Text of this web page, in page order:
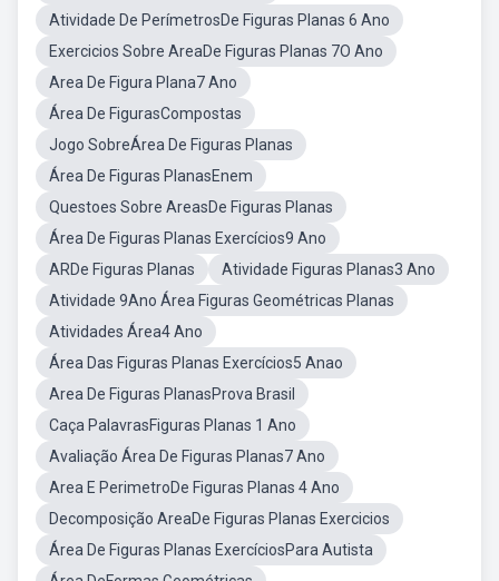
Atividade De PerímetrosDe Figuras Planas 6 Ano
Exercicios Sobre AreaDe Figuras Planas 7O Ano
Area De Figura Plana7 Ano
Área De FigurasCompostas
Jogo SobreÁrea De Figuras Planas
Área De Figuras PlanasEnem
Questoes Sobre AreasDe Figuras Planas
Área De Figuras Planas Exercícios9 Ano
ARDe Figuras Planas
Atividade Figuras Planas3 Ano
Atividade 9Ano Área Figuras Geométricas Planas
Atividades Área4 Ano
Área Das Figuras Planas Exercícios5 Anao
Area De Figuras PlanasProva Brasil
Caça PalavrasFiguras Planas 1 Ano
Avaliação Área De Figuras Planas7 Ano
Area E PerimetroDe Figuras Planas 4 Ano
Decomposição AreaDe Figuras Planas Exercicios
Área De Figuras Planas ExercíciosPara Autista